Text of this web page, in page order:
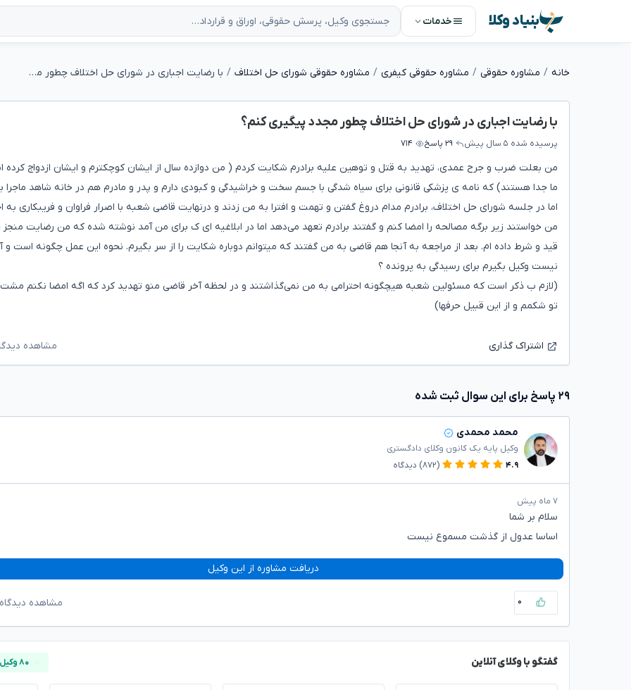
بنیاد وکلا خدمات
خانه مشاوره حقوقی مشاوره حقوقی کیفری مشاوره حقوقی شورای حل اختلاف با رضایت اجباری در شورای حل اختلاف چطور مجدد پیگیری کنم؟
با رضایت اجباری در شورای حل اختلاف چطور مجدد پیگیری کنم؟
پرسیده شده ۵ سال پیش ۲۹ پاسخ ۷۱۴
من بعلت ضرب و جرح عمدی، تهدید به قتل و توهین علیه برادرم شکایت کردم ( من دوازده سال از ایشان کوچکترم و ایشان ازدواج کرده
ما جدا هستند) که نامه ی پزشکی قانونی برای سیاه شدگی با جسم سخت و خراشیدگی و کبودی دارم و پدر و مادرم هم در خانه شاهد ماجرا
اما در جلسه شورای حل اختلاف، برادرم مدام دروغ گفتن و تهمت و افترا به من زدند و درنهایت قاضی شعبه با اصرار فراوان و فریبکاری به
من خواستند زیر برگه مصالحه را امضا کنم و گفتند برادرم تعهد می‌دهد اما در ابلاغیه ای ک برای من آمد نوشته شده که من رضایت منجز
قید و شرط داده ام. بعد از مراجعه به آنجا هم قاضی به من گفتند که میتوانم دوباره شکایت را از سر بگیرم. نحوه این عمل چگونه است و
نیست وکیل بگیرم برای رسیدگی به پرونده ؟
(لازم ب ذکر است که مسئولین شعبه هیچگونه احترامی به من نمی‌گذاشتند و در لحظه آخر قاضی منو تهدید کرد که اگه امضا نکنم مشت
تو شکمم و از این قبیل حرفها)
اشتراک گذاری مشاهده
۲۹ پاسخ برای این سوال ثبت شده
محمد محمدی
وکیل پایه یک کانون وکلای دادگستری
۴.۹
(۸۷۲) دیدگاه
۷ ماه پیش
سلام بر شما
اساسا عدول از گذشت مسموع نیست
دریافت مشاوره از این وکیل
۰ مشاهده
گفتگو با وکلای آنلاین ۸۰ وکیل آنلاین